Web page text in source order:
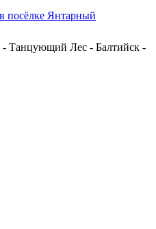
посёлке Янтарный
- Танцующий Лес - Балтийск -